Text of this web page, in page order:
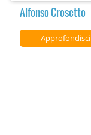
Alfonso Crosetto
Approfondisci